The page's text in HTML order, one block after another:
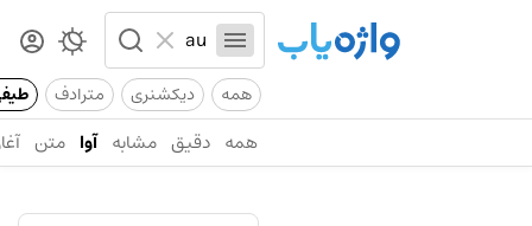
همه دیکشنری مترادف
همه دقیق مشابه آوا متن